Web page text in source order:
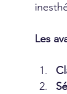
Les